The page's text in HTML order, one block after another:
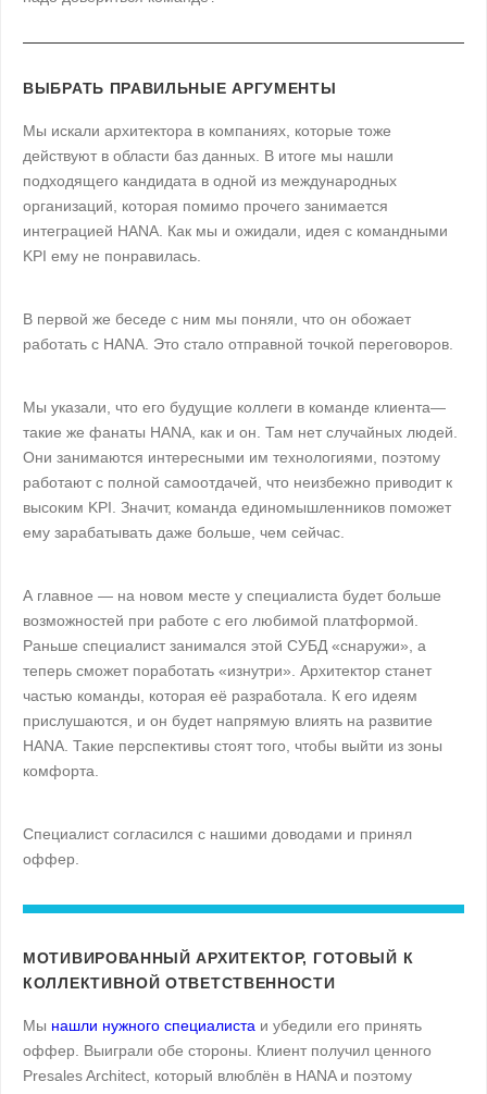
ВЫБРАТЬ ПРАВИЛЬНЫЕ АРГУМЕНТЫ
Мы искали архитектора в компаниях, которые тоже
действуют в области баз данных. В итоге мы нашли
подходящего кандидата в одной из международных
организаций, которая помимо прочего занимается
интеграцией HANA. Как мы и ожидали, идея с командными
KPI ему не понравилась.
В первой же беседе с ним мы поняли, что он обожает
работать с HANA. Это стало отправной точкой переговоров.
Мы указали, что его будущие коллеги в команде клиента—
такие же фанаты HANA, как и он. Там нет случайных людей.
Они занимаются интересными им технологиями, поэтому
работают с полной самоотдачей, что неизбежно приводит к
высоким KPI. Значит, команда единомышленников поможет
ему зарабатывать даже больше, чем сейчас.
А главное — на новом месте у специалиста будет больше
возможностей при работе с его любимой платформой.
Раньше специалист занимался этой СУБД «снаружи», а
теперь сможет поработать «изнутри». Архитектор станет
частью команды, которая её разработала. К его идеям
прислушаются, и он будет напрямую влиять на развитие
HANA. Такие перспективы стоят того, чтобы выйти из зоны
комфорта.
Специалист согласился с нашими доводами и принял
оффер.
МОТИВИРОВАННЫЙ АРХИТЕКТОР, ГОТОВЫЙ К
КОЛЛЕКТИВНОЙ ОТВЕТСТВЕННОСТИ
Мы нашли нужного специалиста и убедили его принять
оффер. Выиграли обе стороны. Клиент получил ценного
Presales Architect, который влюблён в HANA и поэтому